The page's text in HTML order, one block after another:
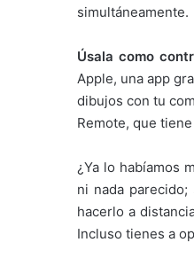
simultáneamente.
Úsala como
Apple, una app
dibujos con tu
Remote, que
¿Ya lo habíamos
ni nada parecido;
hacerlo a
Incluso tienes a